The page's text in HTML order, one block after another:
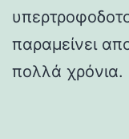
παραμείνει
πολλά χρόνια.